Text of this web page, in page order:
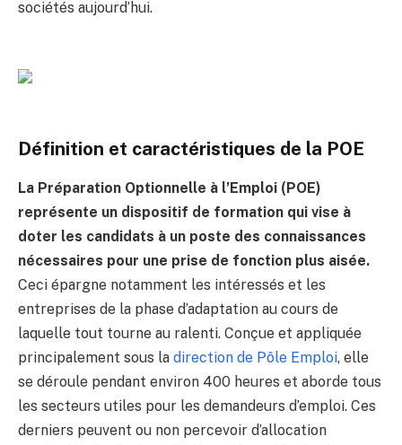
sociétés aujourd’hui.
Définition et caractéristiques de la POE
La Préparation Optionnelle à l’Emploi (POE)
représente un dispositif de formation qui vise à
doter les candidats à un poste des connaissances
nécessaires pour une prise de fonction plus aisée.
Ceci épargne notamment les intéressés et les
entreprises de la phase d’adaptation au cours de
laquelle tout tourne au ralenti. Conçue et appliquée
principalement sous la direction de Pôle Emploi, elle
se déroule pendant environ 400 heures et aborde tous
les secteurs utiles pour les demandeurs d’emploi. Ces
derniers peuvent ou non percevoir d’allocation